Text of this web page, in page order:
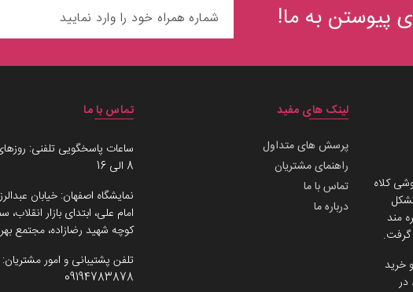
پیوستن به ما!
فروشی کلاه
نمود و در سال 1400 با تشکل
مند
گرفت.
خرید
در
لینک های مفید
پرسش های متداول
راهنمای مشتریان
تماس با ما
درباره ما
تماس با ما
ساعات پاسخگویی تلفنی:
8 الی 16
نمایشگاه اصفهان: خیابان
امام علی، ابتدای بازار
کوچه شهید رضازاده، مجتمع
تلفن پشتیبانی و امور مشتریان:
09194783878